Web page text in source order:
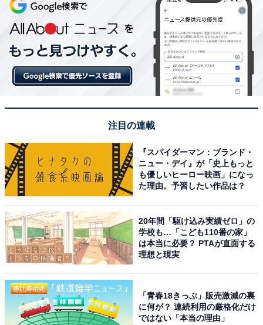
一方で、アーメットさんに日本で不便だと思ったことを
さらにひどいと感じました」とのこと。
さらに、「日本の梅雨の時季は、とても過ごしにくくて
厳しいと感じました。でも、雷雨や大雨さえなければ、
爽やかに過ごす方法はたくさんありますね」と言いま
す。梅雨の間を爽やかに過ごす工夫、次の機会にぜひ詳
しく教えてもらいたいです！
時計好きなアーメットさんが好きな日本のブラン
ドは？
注目の連載
『スパイダーマン：ブランド・
ニュー・デイ』が「史上もっと
も優しいヒーロー映画」になっ
た理由。予習したい作品は？
20年間「駆け込み実績ゼロ」の
学校も…「こども110番の家」
は本当に必要？ PTAが直面する
理想と現実
「青春18きっぷ」販売激減の裏
に何が？ 連続利用の厳格化だけ
ではない「本当の理由」